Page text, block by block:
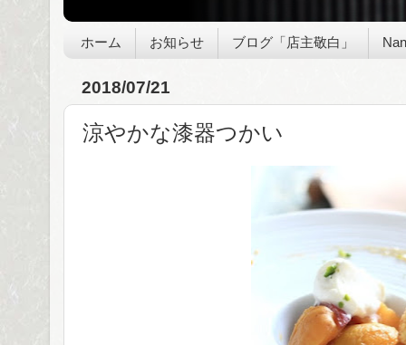
ホーム お知らせ ブログ「店主敬白」
2018/07/21
涼やかな漆器つかい